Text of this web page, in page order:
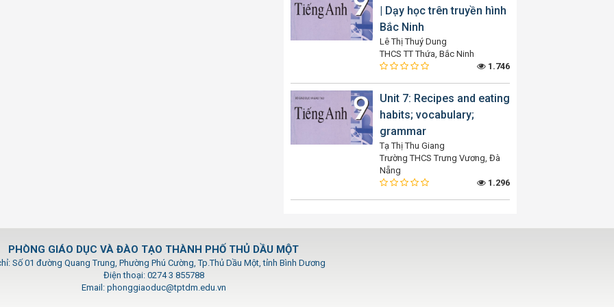
| Dạy học trên truyền hình
Bắc Ninh
Lê Thị Thuý Dung
THCS TT Thứa, Bắc Ninh
1.746
Unit 7: Recipes and eating
habits; vocabulary;
grammar
Tạ Thị Thu Giang
Trường THCS Trưng Vương, Đà
Nẵng
1.296
PHÒNG GIÁO DỤC VÀ ĐÀO TẠO THÀNH PHỐ THỦ DẦU MỘT
Số 01 đường Quang Trung, Phường Phú Cường, Tp.Thủ Dầu Một, tỉnh Bình Dương
Điện thoại: 0274 3 855788
Email: phonggiaoduc@tptdm.edu.vn